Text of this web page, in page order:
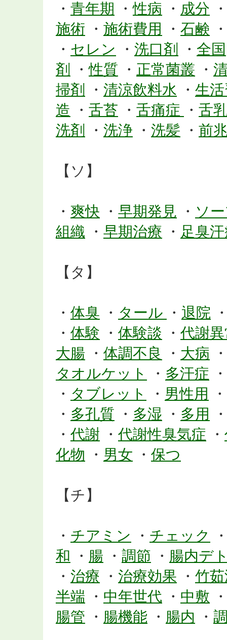
・ 青年期 ・性病 ・ 成分
施術 ・ 施術費用 ・ 石鹸
・ セレン ・ 洗口剤 ・ 全国
剤
・性質 ・ 正常菌叢 ・
掃剤
・ 清涼飲料水 ・ 生
造 ・ 舌苔 ・ 舌痛症 ・ 舌
洗剤
・ 洗浄 ・ 洗髪 ・ 前
【ソ】
・ 爽快 ・ 早期発見 ・ ソ
組織 ・ 早期治療 ・ 足臭
【タ】
・ 体臭 ・ タール ・ 退院
・ 体験 ・ 体験談 ・ 代謝
大腸 ・ 体調不良 ・ 大病
タオルケット
・ 多汗症 ・
・ タブレット ・ 男性用
・
・ 多孔質 ・ 多湿 ・ 多用
・ 代謝 ・ 代謝性臭気症 ・
化物 ・ 男女 ・ 保つ
【チ】
・ チアミン ・ チェック
和 ・ 腸 ・ 調節 ・ 腸内デ
・ 治療 ・ 治療効果 ・ 竹
半端 ・ 中年世代 ・ 中敷
腸管 ・ 腸機能 ・ 腸内 ・